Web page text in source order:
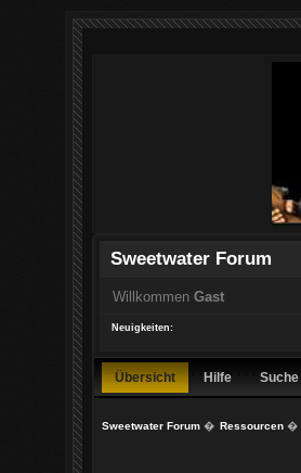
Sweetwater Forum
Willkommen Gast
Neuigkeiten:
Übersicht Hilfe Suche
Sweetwater Forum� Ressourcen�